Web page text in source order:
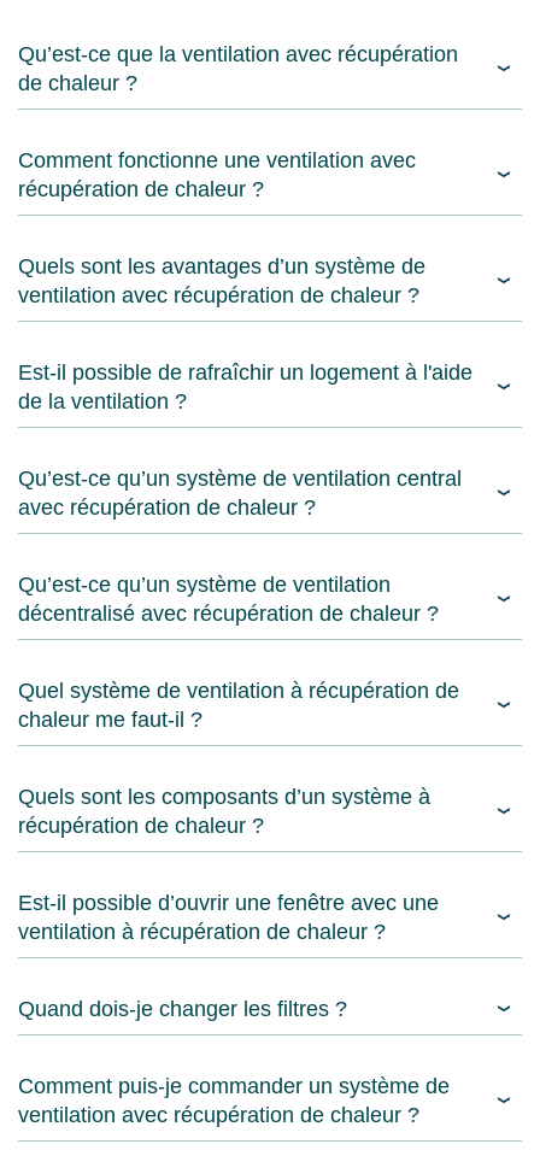
Qu’est-ce que la ventilation avec récupération
de chaleur ?
Comment fonctionne une ventilation avec
récupération de chaleur ?
Quels sont les avantages d’un système de
ventilation avec récupération de chaleur ?
Est-il possible de rafraîchir un logement à l'aide
de la ventilation ?
Qu’est-ce qu’un système de ventilation central
avec récupération de chaleur ?
Qu’est-ce qu’un système de ventilation
décentralisé avec récupération de chaleur ?
Quel système de ventilation à récupération de
chaleur me faut-il ?
Quels sont les composants d’un système à
récupération de chaleur ?
Est-il possible d’ouvrir une fenêtre avec une
ventilation à récupération de chaleur ?
Quand dois-je changer les filtres ?
Comment puis-je commander un système de
ventilation avec récupération de chaleur ?